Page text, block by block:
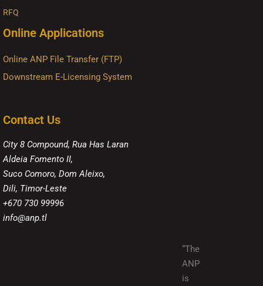
RFQ
Online Applications
Online ANP File Transfer (FTP)
Downstream E-Licensing System
Contact Us
City 8 Compound, Rua Has Laran
Aldeia Fomento II,
Suco Comoro, Dom Aleixo,
Dili, Timor-Leste
+670 730 99996
info@anp.tl
“The
ANP
is